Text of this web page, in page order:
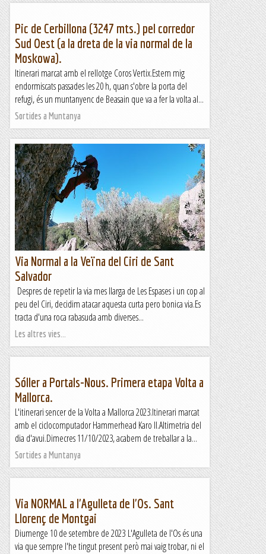
Pic de Cerbillona (3247 mts.) pel corredor
Sud Oest (a la dreta de la via normal de la
Moskowa).
Itinerari marcat amb el rellotge Coros Vertix.Estem mig
endormiscats passades les 20 h, quan s'obre la porta del
refugi, és un muntanyenc de Beasain que va a fer la volta al...
Sortides a Muntanya
Via Normal a la Veïna del Ciri de Sant
Salvador
Despres de repetir la via mes llarga de Les Espases i un cop al
peu del Ciri, decidim atacar aquesta curta pero bonica via.Es
tracta d'una roca rabasuda amb diverses...
Les altres vies...
Sóller a Portals-Nous. Primera etapa Volta a
Mallorca.
L'itinerari sencer de la Volta a Mallorca 2023.Itinerari marcat
amb el ciclocomputador Hammerhead Karo II.Altimetria del
dia d'avui.Dimecres 11/10/2023, acabem de treballar a la...
Sortides a Muntanya
Via NORMAL a l'Agulleta de l'Os. Sant
Llorenç de Montgai
Diumenge 10 de setembre de 2023 L'Agulleta de l'Os és una
via que sempre l'he tingut present però mai vaig trobar, ni el